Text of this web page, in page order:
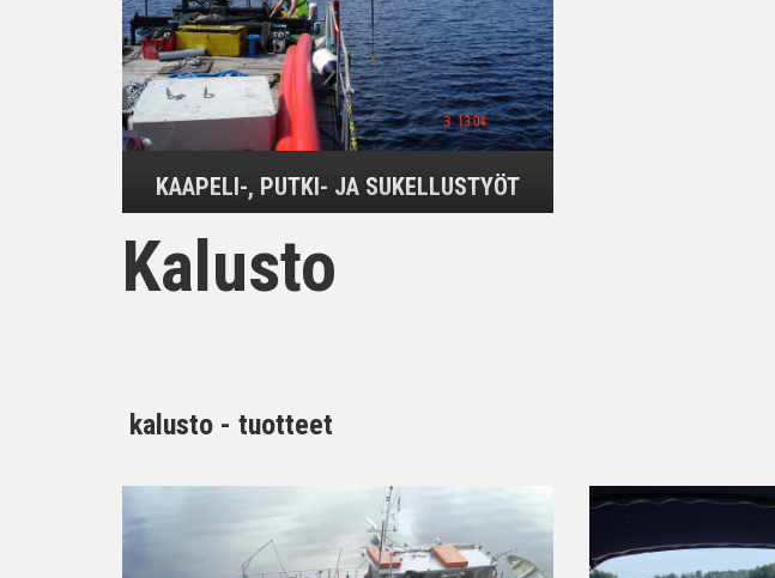
KAAPELI-, PUTKI- JA SUKELLUSTYÖT
Kalusto
kalusto - tuotteet